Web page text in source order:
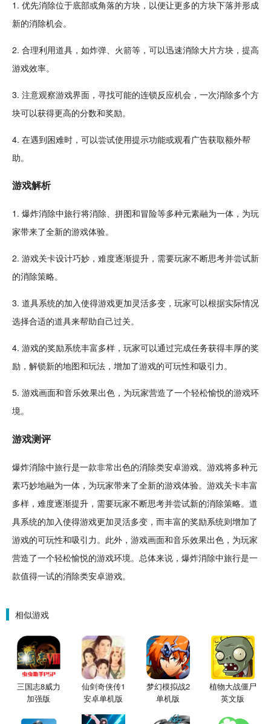
1. 优先消除位于底部或角落的方块，以便让更多的方块下落并形成
新的消除机会。
2. 合理利用道具，如炸弹、 火箭等，可以迅速消除大片方块，提高
游戏效率。
3. 注意观察游戏界面，寻找可能的连锁反应机会，一次消除多个方
块可以获得更高的分数和奖励。
4. 在遇到困难时，可以尝试使用提示功能或观看广告获取额外帮
助。
游戏解析
1. 爆炸消除中旅行将消除、拼图和冒险等多种元素融为一体，为玩
家带来了全新的游戏体验。
2. 游戏关卡设计巧妙，难度逐渐提升，需要玩家不断思考并尝试新
的消除策略。
3. 道具系统的加入使得游戏更加灵活多变，玩家可以根据实际情况
选择合适的道具来帮助自己过关。
4. 游戏的奖励系统丰富多样，玩家可以通过完成任务获得丰厚的奖
励，解锁新的地图和玩法，增加了游戏的可玩性和吸引力。
5. 游戏画面和音乐效果出色，为玩家营造了一个轻松愉悦的游戏环
境。
游戏测评
爆炸消除中旅行是一款非常出色的消除类安卓游戏。游戏将多种元
素巧妙地融为一体，为玩家带来了全新的游戏体验。游戏关卡丰富
多样，难度逐渐提升，需要玩家不断思考并尝试新的消除策略。道
具系统的加入使得游戏更加灵活多变，而丰富的奖励系统则增加了
游戏的可玩性和吸引力。此外，游戏画面和音乐效果出色，为玩家
营造了一个轻松愉悦的游戏环境。总体来说，爆炸消除中旅行是一
款值得一试的消除类安卓游戏。
相似游戏
三国志8威力
加强版
仙剑奇侠传1
安卓单机版
梦幻模拟战2
单机版
植物大战僵尸
英文版